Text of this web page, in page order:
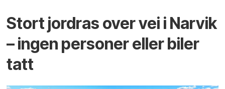
Stort jordras over vei i Narvik
– ingen personer eller biler
tatt